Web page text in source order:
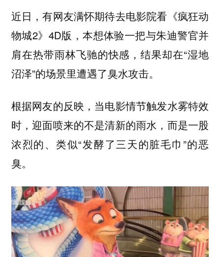
近日，有网友满怀期待去电影院看《疯狂动
物城2》4D版，本想体验一把与朱迪警官并
肩在热带雨林飞驰的快感，结果却在“湿地
沼泽”的场景里遭遇了臭水攻击。
根据网友的反映，当电影情节触发水雾特效
时，迎面喷来的不是清新的雨水，而是一股
浓烈的、类似“发酵了三天的脏毛巾”的恶
臭。